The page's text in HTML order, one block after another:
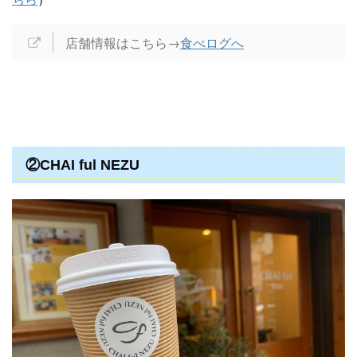
店舗情報はこちら→食べログへ
②CHAI ful NEZU